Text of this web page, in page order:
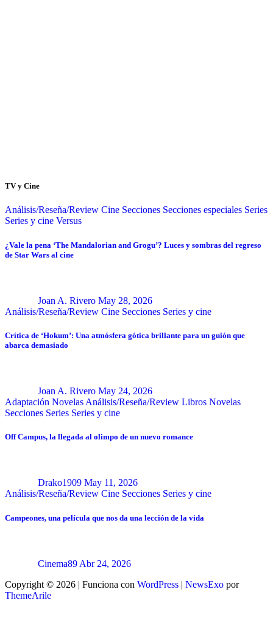
TV y Cine
Análisis/Reseña/Review Cine Secciones Secciones especiales Series
Series y cine Versus
¿Vale la pena ‘The Mandalorian and Grogu’? Luces y sombras del regreso
de Star Wars al cine
Joan A. Rivero May 28, 2026
Análisis/Reseña/Review Cine Secciones Series y cine
Crítica de ‘Hokum’: Una atmósfera gótica brillante para un guión que
abarca demasiado
Joan A. Rivero May 24, 2026
Adaptación Novelas Análisis/Reseña/Review Libros Novelas
Secciones Series Series y cine
Off Campus, la llegada al olimpo de un nuevo romance
Drako1909 May 11, 2026
Análisis/Reseña/Review Cine Secciones Series y cine
Campeones, una película que nos da una lección de la vida
Cinema89 Abr 24, 2026
Copyright © 2026 | Funciona con WordPress | NewsExo por
ThemeArile